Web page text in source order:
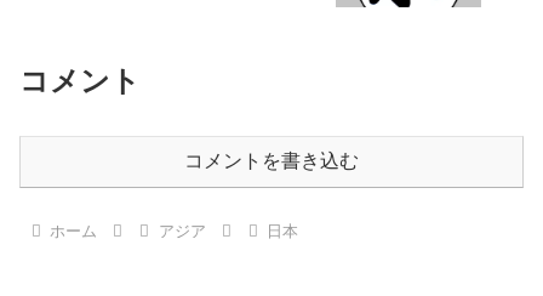
コメント
コメントを書き込む
ホーム アジア 日本